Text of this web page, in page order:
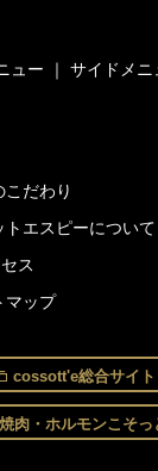
ュー ｜ サイドメニ
こだわり
トエスピーについて
ス
マップ
cossott'e総合サイト
焼肉・ホルモンこそっ